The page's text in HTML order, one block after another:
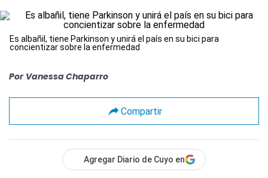
Es albañil, tiene Parkinson y unirá el país en su bici para
concientizar sobre la enfermedad
Por Vanessa Chaparro
Compartir
Agregar Diario de Cuyo en